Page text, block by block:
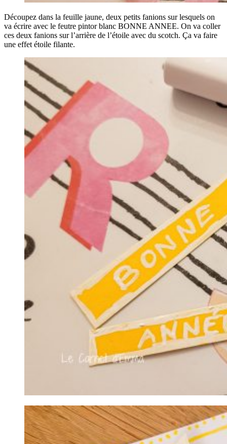
Découpez dans la feuille jaune, deux petits fanions sur lesquels on
va écrire avec le feutre pintor blanc BONNE ANNEE. On va coller
ces deux fanions sur l’arrière de l’étoile avec du scotch. Ça va faire
une effet étoile filante.